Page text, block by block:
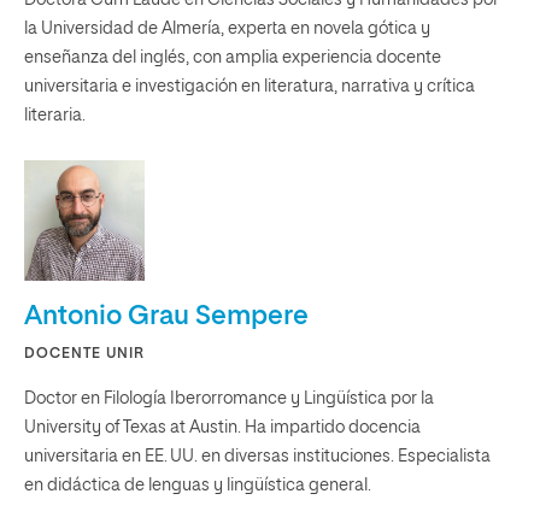
la Universidad de Almería, experta en novela gótica y
enseñanza del inglés, con amplia experiencia docente
universitaria e investigación en literatura, narrativa y crítica
literaria.
Antonio Grau Sempere
DOCENTE UNIR
Doctor en Filología Iberorromance y Lingüística por la
University of Texas at Austin. Ha impartido docencia
universitaria en EE. UU. en diversas instituciones. Especialista
en didáctica de lenguas y lingüística general.